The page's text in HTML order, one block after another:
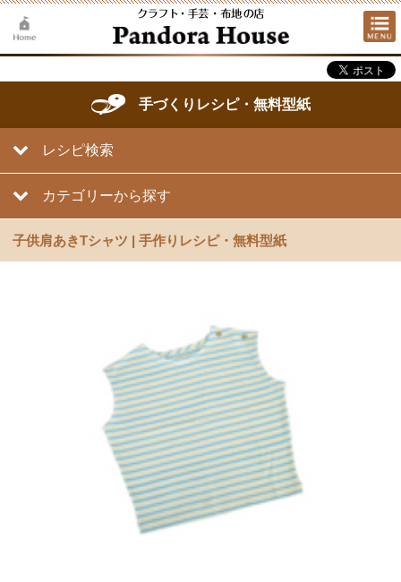
手づくりレシピ・無料型紙
レシピ検索
カテゴリーから探す
子供肩あきTシャツ | 手作りレシピ・無料型紙